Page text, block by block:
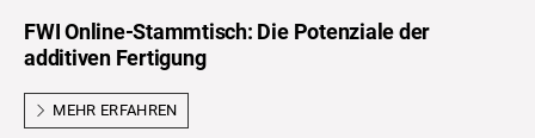
FWI Online-Stammtisch: Die Potenziale der
additiven Fertigung
MEHR ERFAHREN